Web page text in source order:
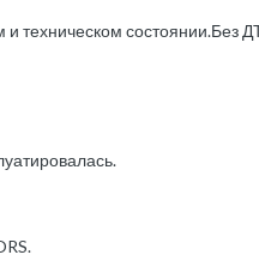
техническом состоянии.Без